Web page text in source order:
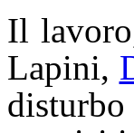
Il
Lapini,